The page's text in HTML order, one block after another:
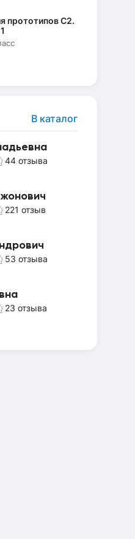
прототипов C2.
В каталог
44 отзыва
221 отзыв
53 отзыва
23 отзыва